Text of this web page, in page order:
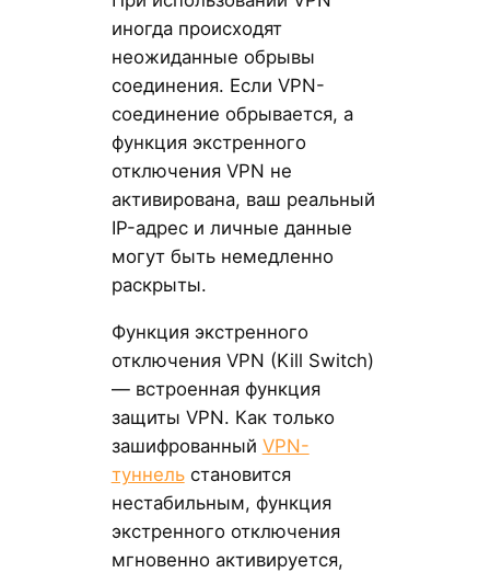
иногда происходят
неожиданные обрывы
соединения. Если VPN-
соединение обрывается, а
функция экстренного
отключения VPN не
активирована, ваш реальный
IP-адрес и личные данные
могут быть немедленно
раскрыты.
Функция экстренного
отключения VPN (Kill Switch)
— встроенная функция
защиты VPN. Как только
зашифрованный VPN-
туннельстановится
нестабильным, функция
экстренного отключения
мгновенно активируется,